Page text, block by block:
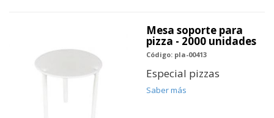
Mesa soporte para
pizza - 2000 unidades
Código: pla-00413
Especial pizzas
Saber más